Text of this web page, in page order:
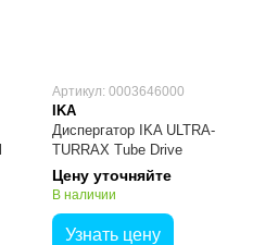
Артикул: 0003646000
IKA
Диспергатор IKA ULTRA-
TURRAX Tube Drive
Цену уточняйте
В наличии
Узнать цену